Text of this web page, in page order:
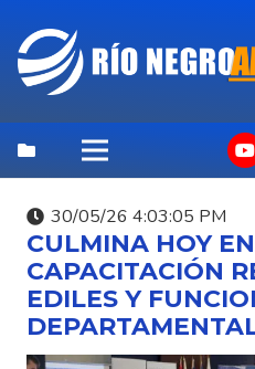
30/05/26 4:03:05 PM
CULMINA HOY
CAPACITACIÓN
EDILES Y